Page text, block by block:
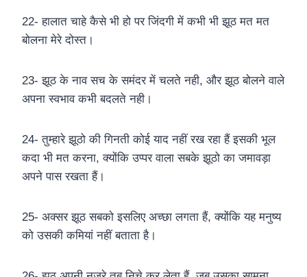
22- हालात चाहे कैसे भी हो पर जिंदगी में कभी भी झूठ मत मत
बोलना मेरे दोस्त।
23- झूठ के नाव सच के समंदर में चलते नही, और झूठ बोलने वाले
अपना स्वभाव कभी बदलते नही।
24- तुम्हारे झूठो की गिनती कोई याद नहीं रख रहा हैं इसकी भूल
कदा भी मत करना, क्योंकि उप्पर वाला सबके झूठो का जमावड़ा
अपने पास रखता हैं।
25- अक्सर झूठ सबको इसलिए अच्छा लगता हैं, क्योंकि यह मनुष्य
को उसकी कमियां नहीं बताता है।